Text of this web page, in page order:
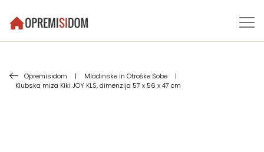
Opremisidom | Mladinske in Otroške Sobe
|
Klubska miza Kiki JOY KLS, dimenzija 57 x 56 x 47 cm